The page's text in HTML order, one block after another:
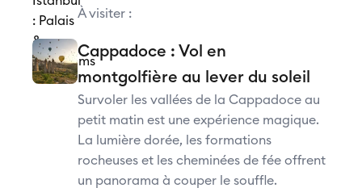
À visiter :
Cappadoce : Vol en
montgolfière au lever du soleil
Survoler les vallées de la Cappadoce au
petit matin est une expérience magique.
La lumière dorée, les formations
rocheuses et les cheminées de fée offrent
un panorama à couper le souffle.